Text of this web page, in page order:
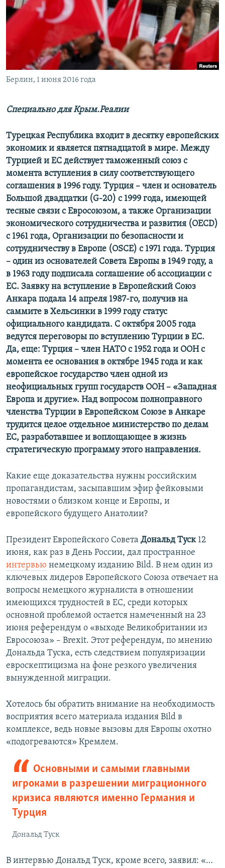
ПОБЕДИТЕЛЕЙ НЕ СУДЯТ?
УКРАИНСКАЯ ПРОБЛЕМА КРЫМА
ПРИСОЕДИНЯЙТЕСЬ!
Все сайты RFE/RL
Берлин, 1 июня 2016 года
Специально для Крым.Реалии
Турецкая Республика входит в десятку европейских
экономик и является пятнадцатой в мире. Между
Турцией и ЕС действует таможенный союз с
момента вступления в силу соответствующего
соглашения в 1996 году. Турция – член и основатель
Большой двадцатки (G-20) с 1999 года, имеющей
тесные связи с Евросоюзом, а также Организации
экономического сотрудничества и развития (OECD)
с 1961 года, Организации по безопасности и
сотрудничеству в Европе (OSCE) с 1971 года. Турция
– один из основателей Совета Европы в 1949 году, а
в 1963 году подписала соглашение об ассоциации с
ЕС. Заявку на вступление в Европейский Союз
Анкара подала 14 апреля 1987-го, получив на
саммите в Хельсинки в 1999 году статус
официального кандидата. С октября 2005 года
ведутся переговоры по вступлению Турции в ЕС.
Да, еще: Турция – член НАТО с 1952 года и ООН с
момента ее основания в октябре 1945 года и как
европейское государство член одной из
неофициальных групп государств ООН – «Западная
Европа и другие». Над вопросом полноправного
членства Турции в Европейском Союзе в Анкаре
трудится целое отдельное министерство по делам
ЕС, разработавшее и воплощающее в жизнь
стратегическую программу этого направления.
Какие еще доказательства нужны российским
пропагандистам, засыпавшим эфир фейковыми
новостями о близком конце и Европы, и
европейского будущего Анатолии?
Президент Европейского Совета Дональд Туск12
июня, как раз в День России, дал пространное
интервью немецкому изданию Bild. В нем один из
ключевых лидеров Европейского Союза отвечает на
вопросы немецкого журналиста в отношении
имеющихся трудностей в ЕС, среди которых
основной проблемой остается намеченный на 23
июня референдум о «выходе Великобритании из
Евросоюза» – Brexit. Этот референдум, по мнению
Дональда Туска, есть следствием популяризации
евроскептицизма на фоне резкого увеличения
вынужденной миграции.
Хотелось бы обратить внимание на необходимость
восприятия всего материала издания Bild в
комплексе, ведь новые вызовы для Европы охотно
«подогреваются» Кремлем.
Основными и самыми главными
игроками в разрешении миграционного
кризиса являются именно Германия и
Турция
Дональд Туск
В интервью Дональд Туск, кроме всего, заявил: «…